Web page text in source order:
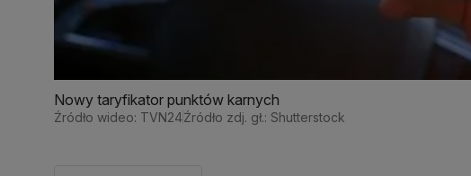
Nowy taryfikator punktów karnych
Źródło wideo: TVN24Źródło zdj. gł.: Shutterstock